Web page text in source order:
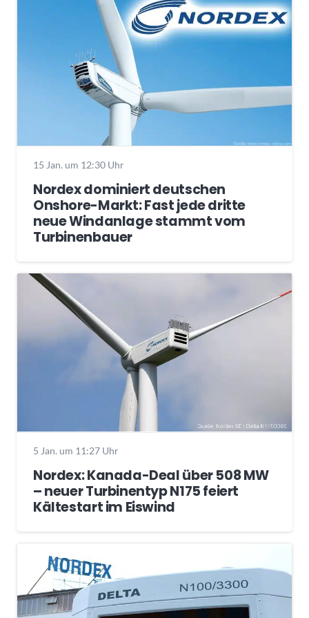
15 Jan. um 12:30 Uhr
Nordex dominiert deutschen
Onshore-Markt: Fast jede dritte
neue Windanlage stammt vom
Turbinenbauer
5 Jan. um 11:27 Uhr
Nordex: Kanada-Deal über 508 MW
– neuer Turbinentyp N175 feiert
Kältestart im Eiswind